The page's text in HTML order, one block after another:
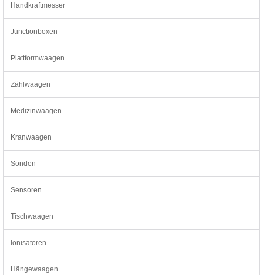
Handkraftmesser
Junctionboxen
Plattformwaagen
Zählwaagen
Medizinwaagen
Kranwaagen
Sonden
Sensoren
Tischwaagen
Ionisatoren
Hängewaagen